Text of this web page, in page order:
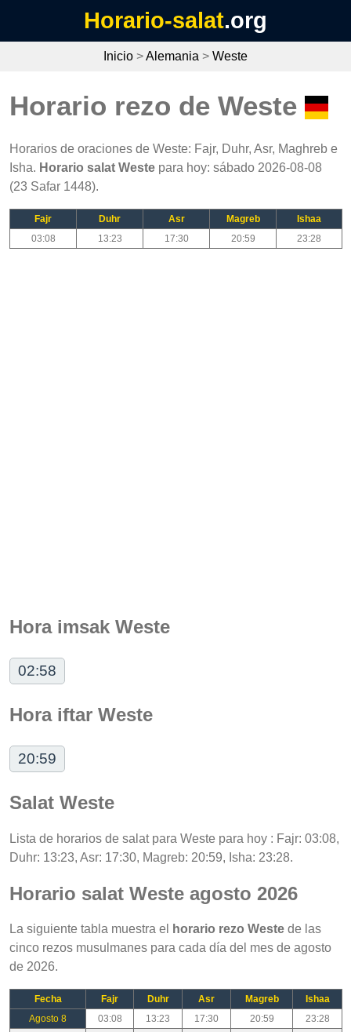
Horario-salat.org
Inicio >Alemania > Weste
Horario rezo de Weste
Horarios de oraciones de Weste: Fajr, Duhr, Asr, Maghreb e
Isha. Horario salat Weste para hoy: sábado 2026-08-08
(23 Safar 1448).
Fajr Duhr Asr Magreb
Ishaa
03:08
13:23 17:30 20:59 23:28
Hora imsak Weste
02:58
Hora iftar Weste
20:59
Salat Weste
Lista de horarios de salat para Weste para hoy : Fajr: 03:08,
Duhr: 13:23, Asr: 17:30, Magreb: 20:59, Isha: 23:28.
Horario salat Weste agosto 2026
La siguiente tabla muestra el horario rezo Weste de las
cinco rezos musulmanes para cada día del mes de agosto
de 2026.
Fecha Fajr Duhr Asr Magreb
Ishaa
Agosto 8
03:08 13:23 17:30 20:59
23:28